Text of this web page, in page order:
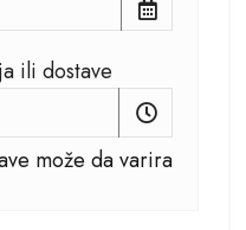
ili dostave
može da varira